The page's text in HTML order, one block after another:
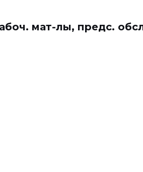
мат-лы, предс.